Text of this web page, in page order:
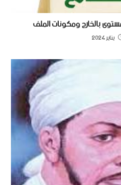
بالخارج ومكونات الملف